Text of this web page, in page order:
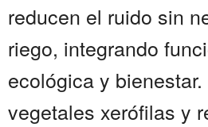
reducen el ruido sin
riego, integrando
ecológica y
vegetales xerófilas y